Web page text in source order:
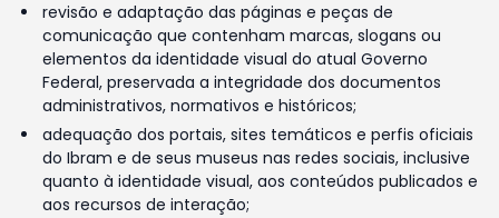
revisão e adaptação das páginas e peças de
comunicação que contenham marcas, slogans ou
elementos da identidade visual do atual Governo
Federal, preservada a integridade dos documentos
administrativos, normativos e históricos;
adequação dos portais, sites temáticos e perfis oficiais
do Ibram e de seus museus nas redes sociais, inclusive
quanto à identidade visual, aos conteúdos publicados e
aos recursos de interação;